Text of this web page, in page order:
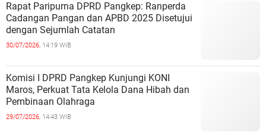
Rapat Paripurna DPRD Pangkep: Ranperda
Cadangan Pangan dan APBD 2025 Disetujui
dengan Sejumlah Catatan
30/07/2026, 14:19 WIB
Komisi I DPRD Pangkep Kunjungi KONI
Maros, Perkuat Tata Kelola Dana Hibah dan
Pembinaan Olahraga
29/07/2026, 14:43 WIB